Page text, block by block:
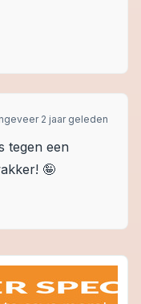
2 jaar geleden
tegen een
🤪